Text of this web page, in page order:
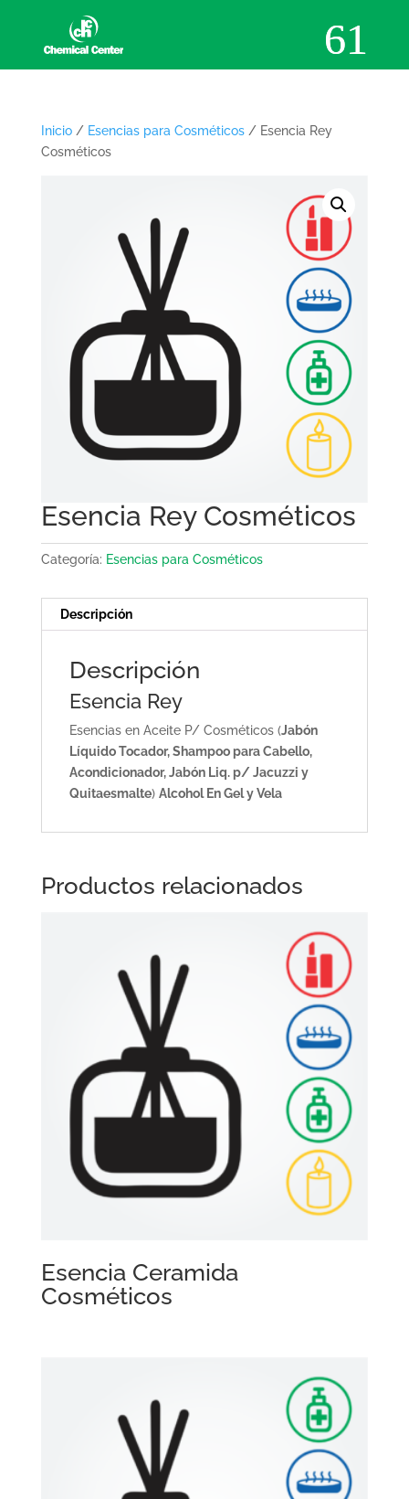
Inicio/ Esencias para Cosméticos/ Esencia Rey
Cosméticos
Esencia Rey Cosméticos
Categoría: Esencias para Cosméticos
Descripción
Descripción
Esencia Rey
Esencias en Aceite P/ Cosméticos (Jabón
Líquido Tocador, Shampoo para Cabello,
Acondicionador, Jabón Liq. p/ Jacuzzi y
Quitaesmalte) Alcohol En Gel y Vela
Productos relacionados
Esencia Ceramida
Cosméticos